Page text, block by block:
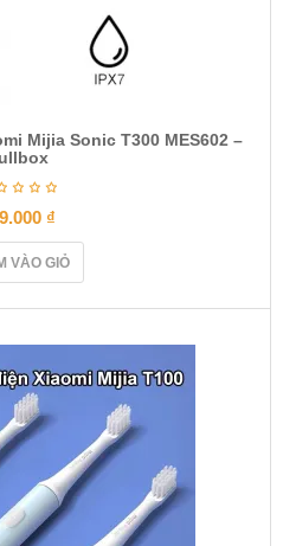
Mijia Sonic T300 MES602 –
₫
VÀO GIỎ